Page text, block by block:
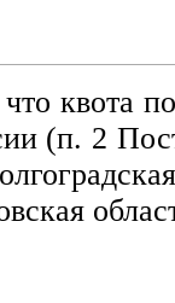
квота
(п. 2